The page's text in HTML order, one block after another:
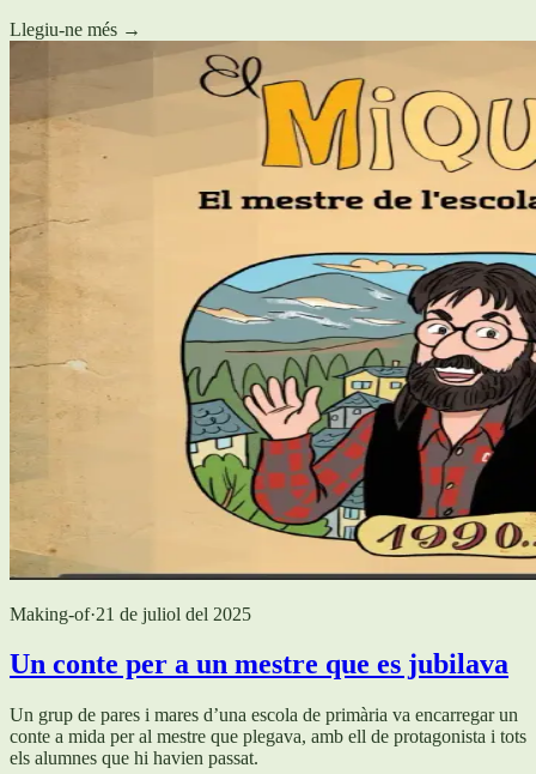
Llegiu-ne més →
Making-of·21 de juliol del 2025
Un conte per a un mestre que es jubilava
Un grup de pares i mares d’una escola de primària va encarregar un
conte a mida per al mestre que plegava, amb ell de protagonista i tots
els alumnes que hi havien passat.